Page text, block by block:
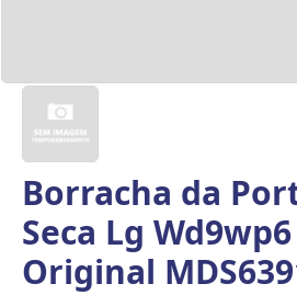
Borracha da
Seca Lg
Original